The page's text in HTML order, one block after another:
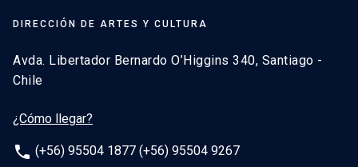
DIRECCIÓN DE ARTES Y CULTURA
Avda. Libertador Bernardo O’Higgins 340, Santiago -
Chile
¿Cómo llegar?
phone (+56) 95504 1877 (+56) 95504 9267